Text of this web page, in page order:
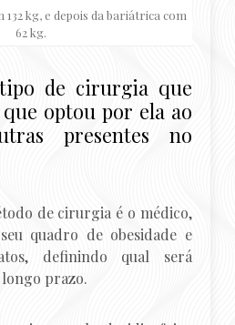
kg, e depois da bariátrica com
62 kg.
de cirurgia que
optou por ela ao
presentes no
de cirurgia é o médico,
quadro de obesidade e
definindo qual será
prazo.